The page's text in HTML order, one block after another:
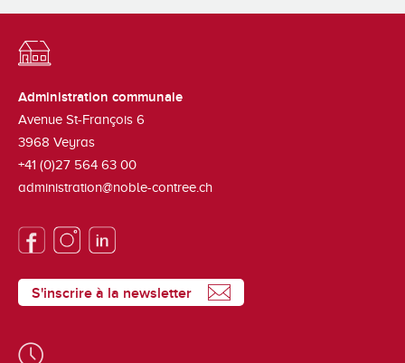
Administration communale
Avenue St-François 6
3968 Veyras
+41 (0)27 564 63 00
administration@noble-contree.ch
S'inscrire à la newsletter